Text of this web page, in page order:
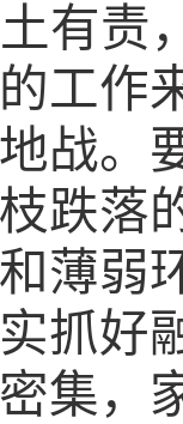
有责
工作
战。
跌落
薄弱
抓好
集，